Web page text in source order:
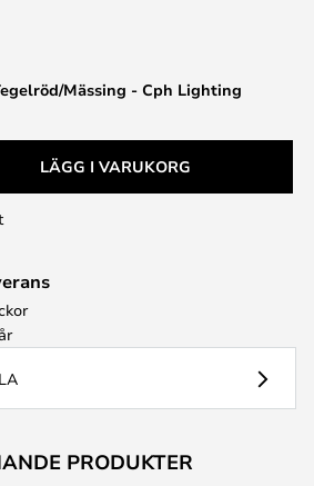
Mässing - Cph Lighting
LÄGG I VARUKORG
PRODUKTER